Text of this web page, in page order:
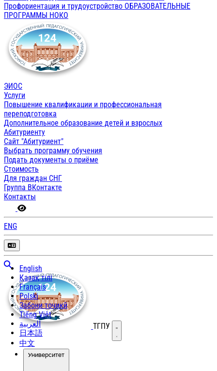
Профориентация и трудоустройство ОБРАЗОВАТЕЛЬНЫЕ
ПРОГРАММЫ НОКО
ЭИОС
Услуги
Повышение квалификации и профессиональная
переподготовка
Дополнительное образование детей и взрослых
Абитуриенту
Сайт "Абитуриент"
Выбрать программу обучения
Подать документы о приёме
Стоимость
Для граждан СНГ
Группа ВКонтакте
Контакты
ENG
English
Қазақ тілі
Français
Polski
Забони тоҷикӣ
Tiếng Việt
العربية
日本語
中文
ТГПУ Открыть меню
Университет